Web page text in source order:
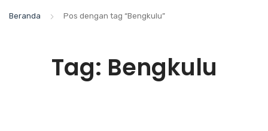
Beranda Pos dengan tag “Bengkulu”
Tag: Bengkulu